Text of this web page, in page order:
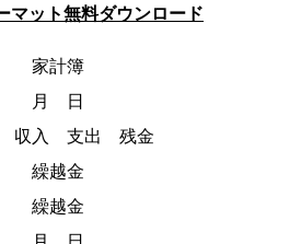
マット無料ダウンロード
家計簿
月 日
収入 支出 残金
繰越金
繰越金